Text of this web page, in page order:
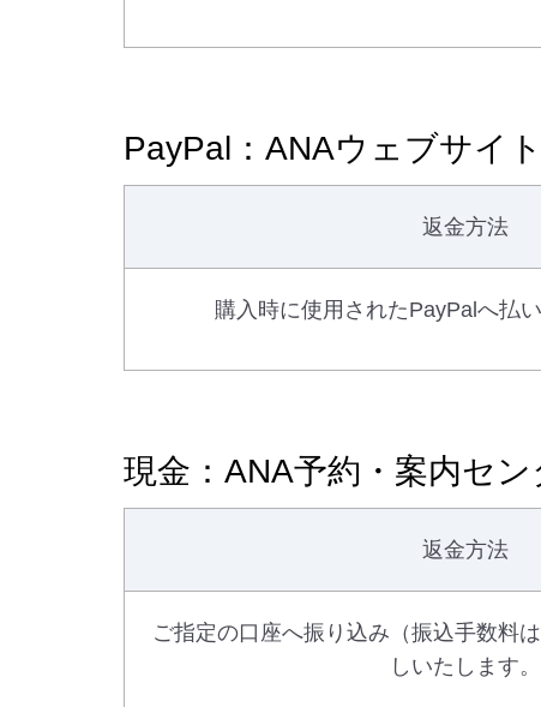
PayPal：ANAウェブサイ
返金方法
購入時に使用されたPayPalへ払
現金：ANA予約・案内セ
返金方法
ご指定の口座へ振り込み（振込手数料
しいたします。